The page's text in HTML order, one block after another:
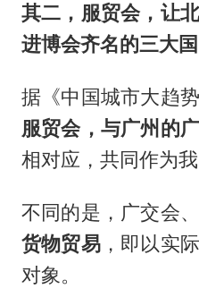
其二，服贸会，让
进博会齐名的三大国
据《中国城市大趋
服贸会，与广州的
相对应，共同作为
不同的是，广交会
货物贸易，即以实
对象。